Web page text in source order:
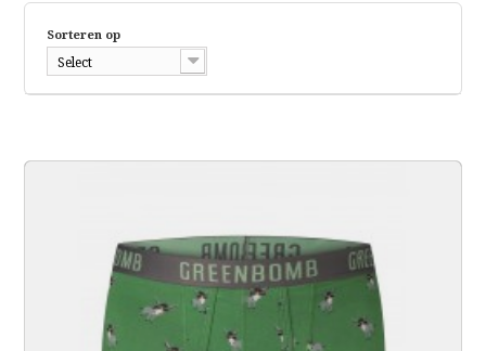
Sorteren op
Select